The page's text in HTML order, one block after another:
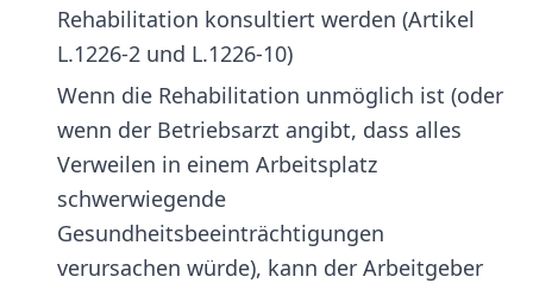
Rehabilitation konsultiert werden (Artikel
L.1226-2 und L.1226-10)
Wenn die Rehabilitation unmöglich ist (oder
wenn der Betriebsarzt angibt, dass alles
Verweilen in einem Arbeitsplatz
schwerwiegende
Gesundheitsbeeinträchtigungen
verursachen würde), kann der Arbeitgeber